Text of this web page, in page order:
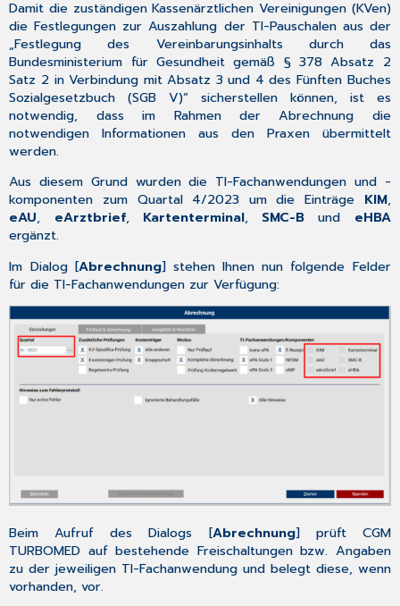
Aktualisierung
private
AU
Meyer
Wagenfeld
Nr.111
3.10.4
individueller
Gesundheitsleistungen
3.10.5
3.10.6
Abgleich
und
Übernahme
auf
Muster
39
fehlender
Dosierung
3.10.8
CLICKDOC
Patienten
Stammdaten
Damit die zuständigen Kassenärztlichen Vereinigungen (KVen)
die Festlegungen zur Auszahlung der TI-Pauschalen aus der
„Festlegung des Vereinbarungsinhalts durch das
Bundesministerium für Gesundheit gemäß § 378 Absatz 2
Satz 2 in Verbindung mit Absatz 3 und 4 des Fünften Buches
Sozialgesetzbuch (SGB V)“ sicherstellen können, ist es
notwendig, dass im Rahmen der Abrechnung die
notwendigen Informationen aus den Praxen übermittelt
werden.
Aus diesem Grund wurden die TI-Fachanwendungen und -
komponenten zum Quartal 4/2023 um die Einträge KIM,
eAU, eArztbrief, Kartenterminal, SMC-B und eHBA
ergänzt.
Im Dialog [Abrechnung] stehen Ihnen nun folgende Felder
für die TI-Fachanwendungen zur Verfügung:
Beim Aufruf des Dialogs [Abrechnung] prüft CGM
TURBOMED auf bestehende Freischaltungen bzw. Angaben
zu der jeweiligen TI-Fachanwendung und belegt diese, wenn
vorhanden, vor.